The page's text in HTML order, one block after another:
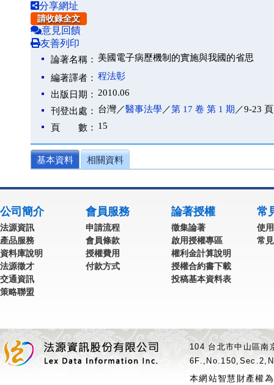
分享網址
請收錄全文
意見回饋
友善列印
論著名稱： 美國電子病歷機制的實施與我國的省思
編著譯者： 程法彰
出版日期： 2010.06
刊登出處： 台灣／醫事法學／第 17 卷 第 1 期 ／9-23 頁
頁 數： 15
基本資料 相關資料
公司簡介
法源資訊
產品服務
資料庫說明
法源徵才
交通資訊
策略聯盟
會員服務
申請流程
會員條款
授權費用
付款方式
論著授權
徵集論著
啟用授權專區
權利金計算說明
授權合約書下載
投稿基本資料表
常
使
常
104 台北市中山區
本網站智慧財產權